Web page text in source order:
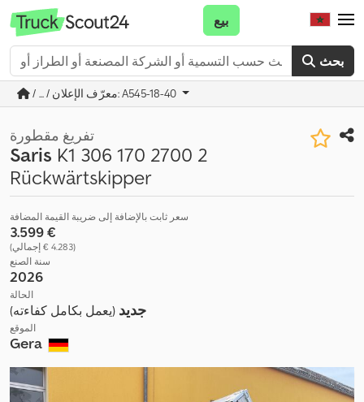
بحث
بيع
/ ... / معرّف الإعلان: A545-18-40
تفريغ مقطورة
Saris K1 306 170 2700 2
Rückwärtskipper
سعر ثابت بالإضافة إلى ضريبة القيمة المضافة
‏3.599 €
(‏4.283 € إجمالي)
سنة الصنع
2026
الحالة
جديد (يعمل بكامل كفاءته)
الموقع
Gera